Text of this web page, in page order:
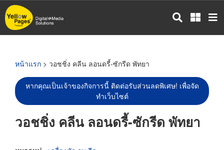
ข้าม
ไป
หน้าแรก > วอชชิ่ง คลีน ลอนดรี้-ซักรีด พัทยา
หากคุณเป็นเจ้าของกิจการนี้ ติดต่อรับส่วนลดพิเศษ! เพื่อจัด
ทำเว็บไซต์
วอชชิ่ง คลีน ลอนดรี้-ซักรีด พัทยา